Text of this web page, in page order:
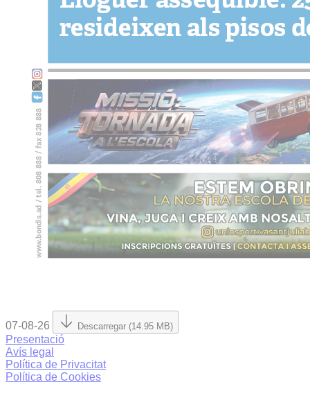
07-08-26 Descarregar (14.95 MB)
Presentació
Avís legal
Política de Privacitat
Política de Cookies